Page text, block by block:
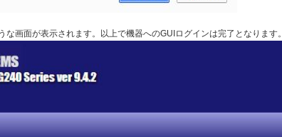
な画面が表示されます。以上で機器へのGUIログインは完了となります。